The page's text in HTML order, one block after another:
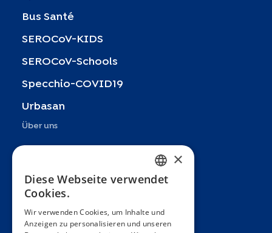
Bus Santé
SEROCoV-KIDS
SEROCoV-Schools
Specchio-COVID19
Urbasan
Über uns
Teams
Partner
Veröffentlichungen
FRENCH
SPANISH
×
Diese Webseite verwendet
Cookies.
Wir verwenden Cookies, um Inhalte und
Anzeigen zu personalisieren und unseren